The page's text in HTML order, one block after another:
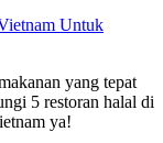
Untuk
yang tepat
5 restoran halal di
ya!